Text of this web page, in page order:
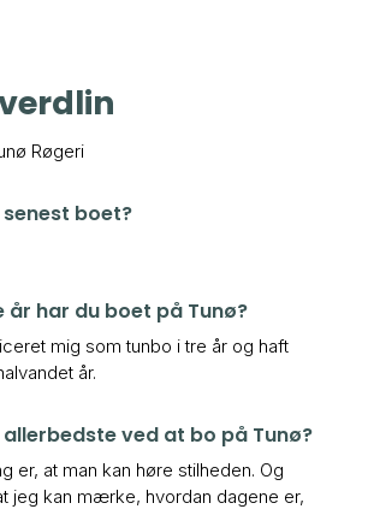
Røgeri
boet?
år har du boet på Tunø?
mig som tunbo i tre år og haft
år.
ved at bo på Tunø?
er, at man kan høre stilheden. Og
jeg kan mærke, hvordan dagene er,